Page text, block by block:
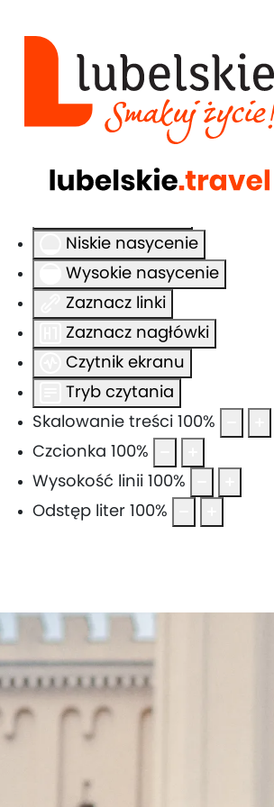
Ułatwienia dostępu
Odwróć kolory
Ciemny kontrast
Niskie nasycenie
Wysokie nasycenie
Zaznacz linki
Zaznacz nagłówki
Czytnik ekranu
Tryb czytania
Skalowanie treści 100%
Czcionka 100%
Wysokość linii 100%
Odstęp liter 100%